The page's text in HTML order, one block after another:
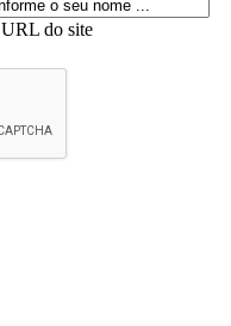
URL do site